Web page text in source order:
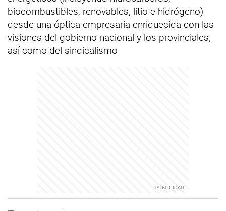
biocombustibles, renovables, litio e hidrógeno)
desde una óptica empresaria enriquecida con las
visiones del gobierno nacional y los provinciales,
así como del sindicalismo